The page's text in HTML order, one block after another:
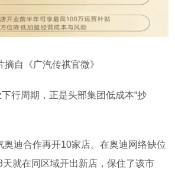
摘自《广汽传祺官微》
行周期，正是头部集团低成本“抄
奥迪合作再开10家店。在奥迪网络缺位
天就在同区域开出新店，保住了该市